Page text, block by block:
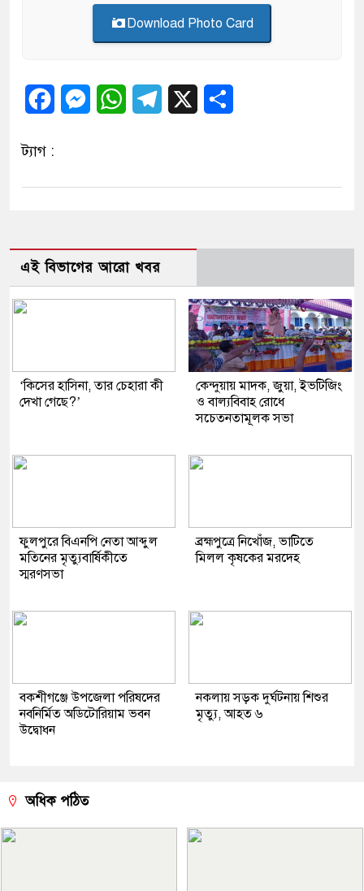
Download Photo Card
FacebookMessengerWhatsAppTelegram
ট্যাগ :
এই বিভাগের আরো খবর
‘কিসের হাসিনা, তার চেহারা কী
দেখা গেছে?’
কেন্দুয়ায় মাদক, জুয়া, ইভটিজিং
ও বাল্যবিবাহ রোধে
সচেতনতামূলক সভা
ফুলপুরে বিএনপি নেতা আব্দুল
মতিনের মৃত্যুবার্ষিকীতে
স্মরণসভা
ব্রহ্মপুত্রে নিখোঁজ, ভাটিতে
মিলল কৃষকের মরদেহ
বকশীগঞ্জে উপজেলা পরিষদের
নবনির্মিত অডিটোরিয়াম ভবন
উদ্বোধন
নকলায় সড়ক দুর্ঘটনায় শিশুর
মৃত্যু, আহত ৬
অধিক পঠিত